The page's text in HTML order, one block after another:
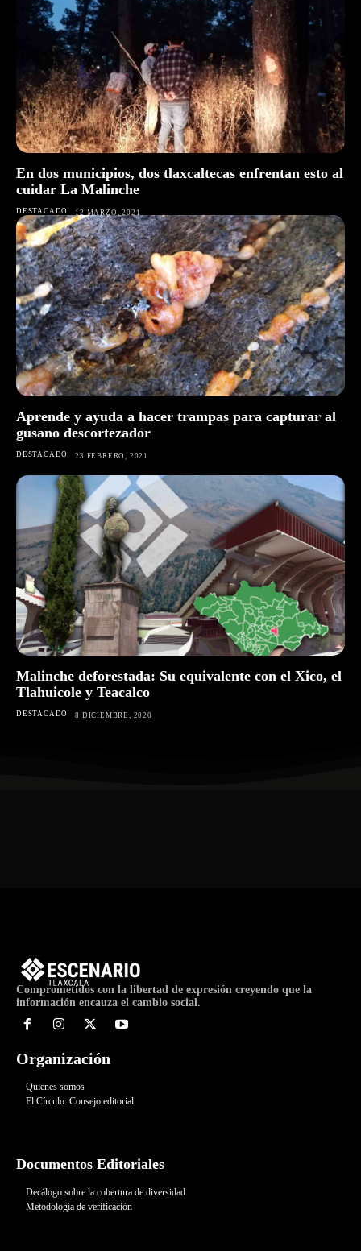
En dos municipios, dos tlaxcaltecas enfrentan esto al
cuidar La Malinche
DESTACADO 12 MARZO, 2021
Aprende y ayuda a hacer trampas para capturar al
gusano descortezador
DESTACADO 23 FEBRERO, 2021
Malinche deforestada: Su equivalente con el Xico, el
Tlahuicole y Teacalco
DESTACADO 8 DICIEMBRE, 2020
Comprometidos con la libertad de expresión creyendo que la
información encauza el cambio social.
Organización
Quienes somos
El Círculo: Consejo editorial
Documentos Editoriales
Decálogo sobre la cobertura de diversidad
Metodología de verificación